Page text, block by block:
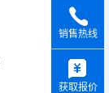
销售热线
获取报价